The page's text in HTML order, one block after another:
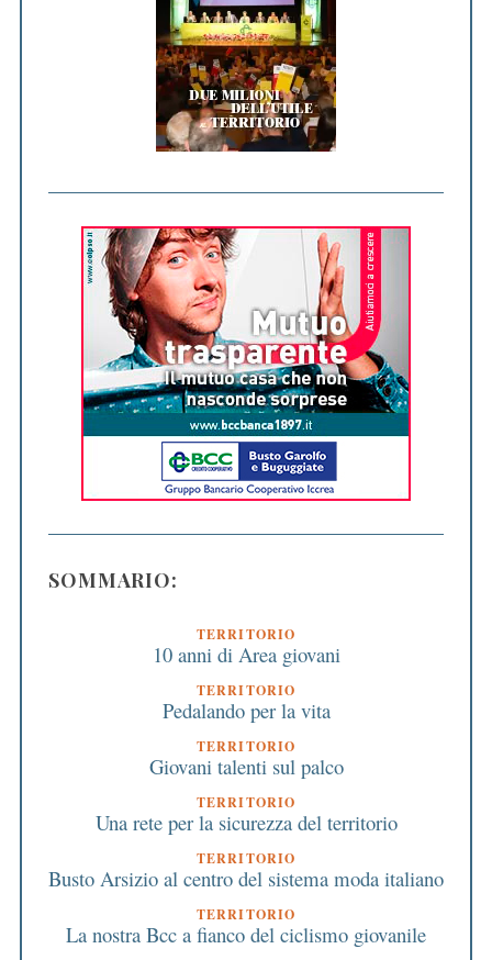
SOMMARIO:
TERRITORIO
10 anni di Area giovani
TERRITORIO
Pedalando per la vita
TERRITORIO
Giovani talenti sul palco
TERRITORIO
Una rete per la sicurezza del territorio
TERRITORIO
Busto Arsizio al centro del sistema moda italiano
TERRITORIO
La nostra Bcc a fianco del ciclismo giovanile